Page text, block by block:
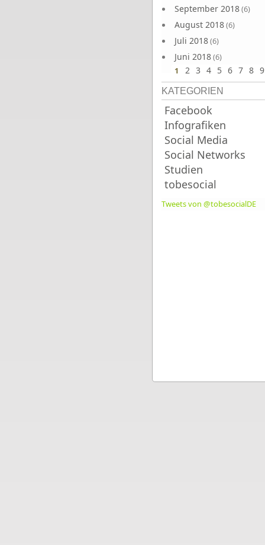
September 2018(6)
August 2018(6)
Juli 2018(6)
Juni 2018(6)
1 2 3 4 5 6 7 8 9
KATEGORIEN
Facebook
Infografiken
Social Media
Social Networks
Studien
tobesocial
Tweets von @tobesocialDE